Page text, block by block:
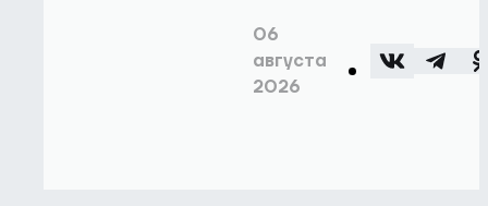
06
августа
2026